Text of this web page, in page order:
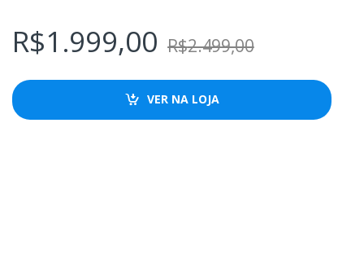
R$1.999,00 R$2.499,00
VER NA LOJA